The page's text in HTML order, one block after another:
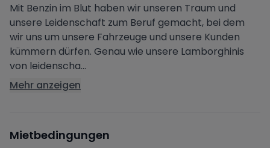
Mit Benzin im Blut haben wir unseren Traum und
unsere Leidenschaft zum Beruf gemacht, bei dem
wir uns um unsere Fahrzeuge und unsere Kunden
kümmern dürfen. Genau wie unsere Lamborghinis
von leidenscha...
Mehr anzeigen
Mietbedingungen